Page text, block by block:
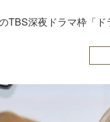
TBS深夜ドラマ枠「